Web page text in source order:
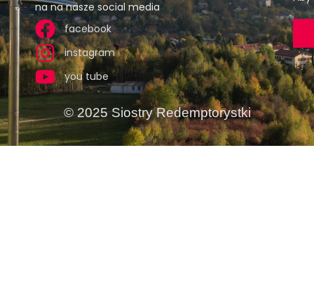
na na nasze social media
facebook
instagram
you tube
© 2025 Siostry Redemptorystki